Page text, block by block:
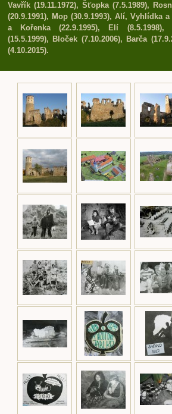
Vavřík (19.11.1972), Šťopka (7.5.1989),
(20.9.1991), Mop (30.9.1993), Alí, Vyhlídka
a Kořenka (22.9.1995), Elí (8.5.1998),
(15.5.1999), Bloček (7.10.2006), Barča
(4.10.2015).